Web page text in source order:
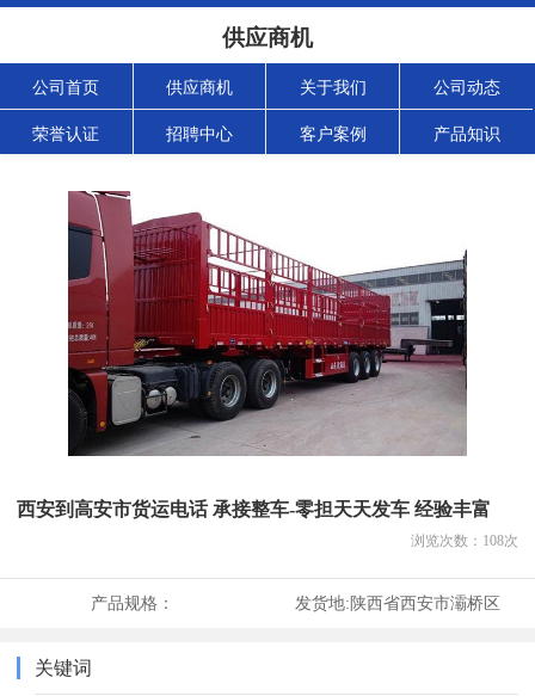
供应商机
公司首页 供应商机 关于我们 公司动态
荣誉认证 招聘中心 客户案例 产品知识
西安到高安市货运电话 承接整车-零担天天发车 经验丰富
浏览次数： 108次
产品规格： 发货地:陕西省西安市灞桥区
关键词